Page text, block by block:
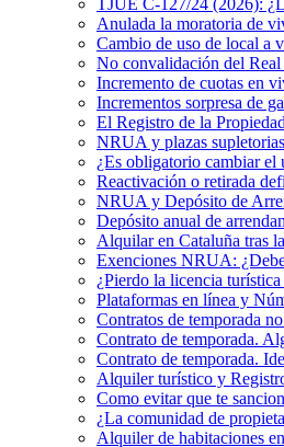
TJUE C-127/24 (2026):
Anulada la moratoria de
Cambio de uso de local a
No convalidación del Real
Incremento de cuotas en
Incrementos sorpresa de
El Registro de la
NRUA y plazas
¿Es obligatorio cambiar el
Reactivación o retirada
NRUA y Depósito de
Depósito anual de
Alquilar en Cataluña tras
Exenciones NRUA:
¿Pierdo la licencia
Plataformas en línea y
Contratos de temporada
Contrato de temporada.
Contrato de temporada.
Alquiler turístico y
Como evitar que te
¿La comunidad de
Alquiler de habitaciones